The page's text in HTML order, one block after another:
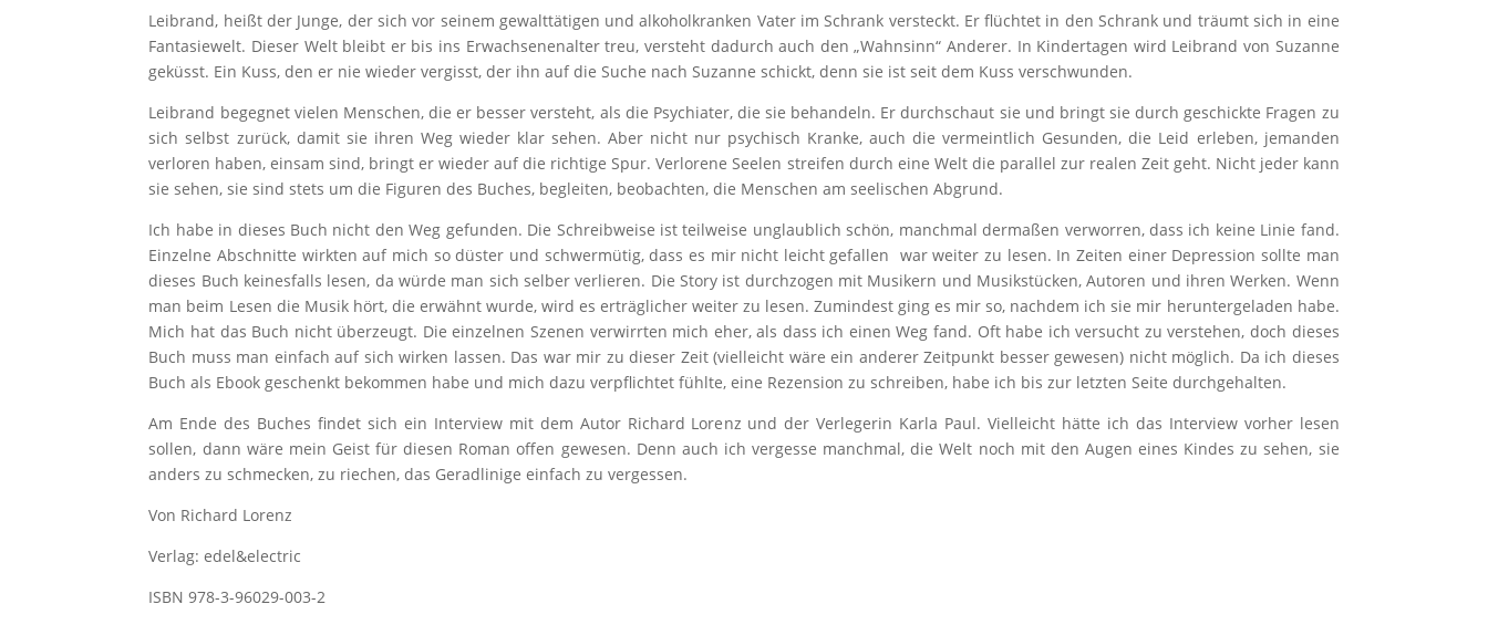
Leibrand, heißt der Junge, der sich vor seinem gewalttätigen und alkoholkranken Vater im Schrank versteckt. Er flüchtet in den Schrank und träumt sich in eine
Fantasiewelt. Dieser Welt bleibt er bis ins Erwachsenenalter treu, versteht dadurch auch den „Wahnsinn“ Anderer. In Kindertagen wird Leibrand von Suzanne
geküsst. Ein Kuss, den er nie wieder vergisst, der ihn auf die Suche nach Suzanne schickt, denn sie ist seit dem Kuss verschwunden.
Leibrand begegnet vielen Menschen, die er besser versteht, als die Psychiater, die sie behandeln. Er durchschaut sie und bringt sie durch geschickte Fragen zu
sich selbst zurück, damit sie ihren Weg wieder klar sehen. Aber nicht nur psychisch Kranke, auch die vermeintlich Gesunden, die Leid erleben, jemanden
verloren haben, einsam sind, bringt er wieder auf die richtige Spur. Verlorene Seelen streifen durch eine Welt die parallel zur realen Zeit geht. Nicht jeder kann
sie sehen, sie sind stets um die Figuren des Buches, begleiten, beobachten, die Menschen am seelischen Abgrund.
Ich habe in dieses Buch nicht den Weg gefunden. Die Schreibweise ist teilweise unglaublich schön, manchmal dermaßen verworren, dass ich keine Linie fand.
Einzelne Abschnitte wirkten auf mich so düster und schwermütig, dass es mir nicht leicht gefallen war weiter zu lesen. In Zeiten einer Depression sollte man
dieses Buch keinesfalls lesen, da würde man sich selber verlieren. Die Story ist durchzogen mit Musikern und Musikstücken, Autoren und ihren Werken. Wenn
man beim Lesen die Musik hört, die erwähnt wurde, wird es erträglicher weiter zu lesen. Zumindest ging es mir so, nachdem ich sie mir heruntergeladen habe.
Mich hat das Buch nicht überzeugt. Die einzelnen Szenen verwirrten mich eher, als dass ich einen Weg fand. Oft habe ich versucht zu verstehen, doch dieses
Buch muss man einfach auf sich wirken lassen. Das war mir zu dieser Zeit (vielleicht wäre ein anderer Zeitpunkt besser gewesen) nicht möglich. Da ich dieses
Buch als Ebook geschenkt bekommen habe und mich dazu verpflichtet fühlte, eine Rezension zu schreiben, habe ich bis zur letzten Seite durchgehalten.
Am Ende des Buches findet sich ein Interview mit dem Autor Richard Lorenz und der Verlegerin Karla Paul. Vielleicht hätte ich das Interview vorher lesen
sollen, dann wäre mein Geist für diesen Roman offen gewesen. Denn auch ich vergesse manchmal, die Welt noch mit den Augen eines Kindes zu sehen, sie
anders zu schmecken, zu riechen, das Geradlinige einfach zu vergessen.
Von Richard Lorenz
Verlag: edel&electric
ISBN 978-3-96029-003-2